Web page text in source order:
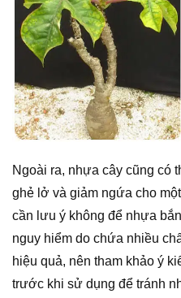
Ngoài ra, nhựa cây cũng có
ghẻ lở và giảm ngứa cho
cần lưu ý không để nhựa
nguy hiểm do chứa nhiều
hiệu quả, nên tham khảo ý
trước khi sử dụng để tránh